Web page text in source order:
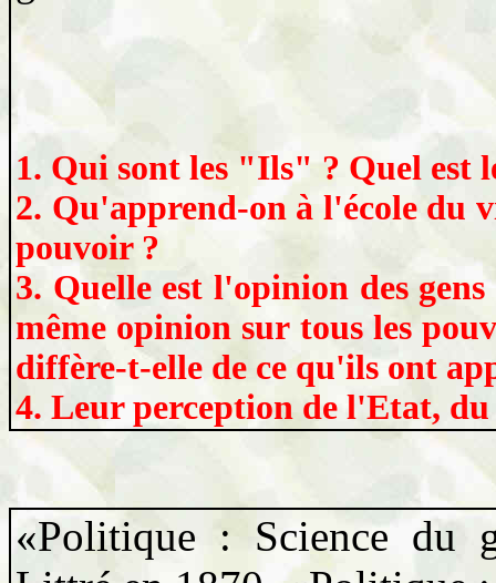
1. Qui sont les "Ils" ? Quel est
2. Qu'apprend-on à l'école du
pouvoir ?
3. Quelle est l'opinion des
même opinion sur tous les
diffère-t-elle de ce qu'ils ont
4. Leur perception de l'Etat,
«Politique : Science du